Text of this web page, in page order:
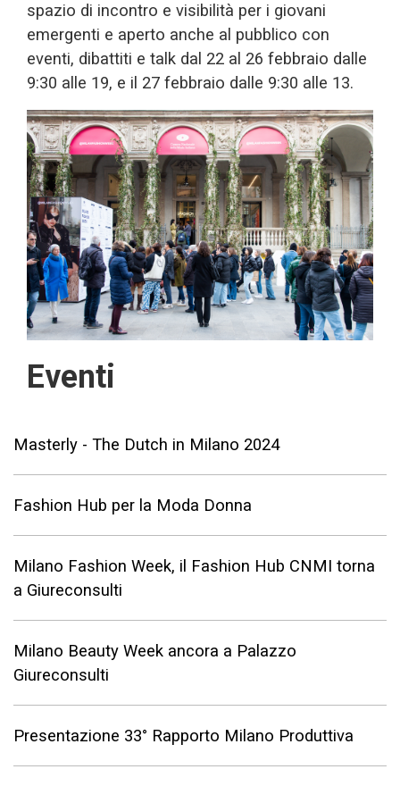
spazio di incontro e visibilità per i giovani
emergenti e aperto anche al pubblico con
eventi, dibattiti e talk dal 22 al 26 febbraio dalle
9:30 alle 19, e il 27 febbraio dalle 9:30 alle 13.
Eventi
Masterly - The Dutch in Milano 2024
Fashion Hub per la Moda Donna
Milano Fashion Week, il Fashion Hub CNMI torna
a Giureconsulti
Milano Beauty Week ancora a Palazzo
Giureconsulti
Presentazione 33° Rapporto Milano Produttiva